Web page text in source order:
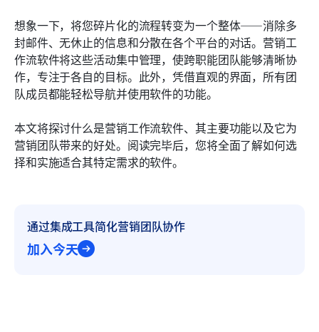
想象一下，将您碎片化的流程转变为一个整体——消除多
封邮件、无休止的信息和分散在各个平台的对话。营销工
作流软件将这些活动集中管理，使跨职能团队能够清晰协
作，专注于各自的目标。此外，凭借直观的界面，所有团
队成员都能轻松导航并使用软件的功能。
本文将探讨什么是营销工作流软件、其主要功能以及它为
营销团队带来的好处。阅读完毕后，您将全面了解如何选
择和实施适合其特定需求的软件。
通过集成工具简化营销团队协作
加入今天
常见问题
了解更多阅读